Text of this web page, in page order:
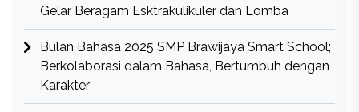
Gelar Beragam Esktrakulikuler dan Lomba
Bulan Bahasa 2025 SMP Brawijaya Smart School;
Berkolaborasi dalam Bahasa, Bertumbuh dengan
Karakter